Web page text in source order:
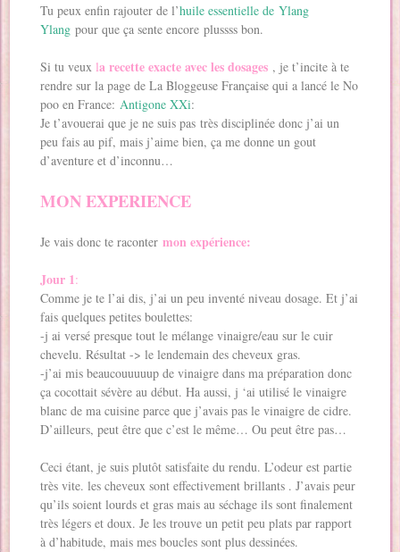
Tu peux enfin rajouter de l’huile essentielle de Ylang
Ylang pour que ça sente encore plussss bon.
Si tu veux la recette exacte avec les dosages , je t’incite à te
rendre sur la page de La Bloggeuse Française qui a lancé le No
poo en France:Antigone XXi:
Je t’avouerai que je ne suis pas très disciplinée donc j’ai un
peu fais au pif, mais j’aime bien, ça me donne un gout
d’aventure et d’inconnu…
MON EXPERIENCE
Je vais donc te racontermon expérience:
Jour 1:
Comme je te l’ai dis, j’ai un peu inventé niveau dosage. Et j’ai
fais quelques petites boulettes:
-j ai versé presque tout le mélange vinaigre/eau sur le cuir
chevelu. Résultat -> le lendemain des cheveux gras.
-j’ai mis beaucouuuuup de vinaigre dans ma préparation donc
ça cocottait sévère au début. Ha aussi, j ‘ai utilisé le vinaigre
blanc de ma cuisine parce que j’avais pas le vinaigre de cidre.
D’ailleurs, peut être que c’est le même… Ou peut être pas…
Ceci étant, je suis plutôt satisfaite du rendu. L’odeur est partie
très vite. les cheveux sont effectivement brillants . J’avais peur
qu’ils soient lourds et gras mais au séchage ils sont finalement
très légers et doux. Je les trouve un petit peu plats par rapport
à d’habitude, mais mes boucles sont plus dessinées.